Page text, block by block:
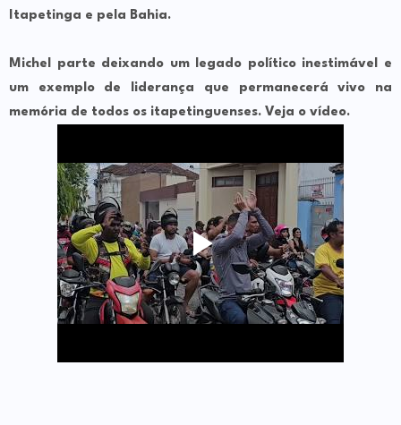
Itapetinga e pela Bahia.
Michel parte deixando um legado político inestimável e
um exemplo de liderança que permanecerá vivo na
memória de todos os itapetinguenses. Veja o vídeo.